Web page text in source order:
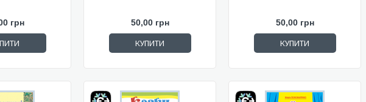
грн 50,00 грн
КУПИТИ
50,00 грн
КУПИТИ